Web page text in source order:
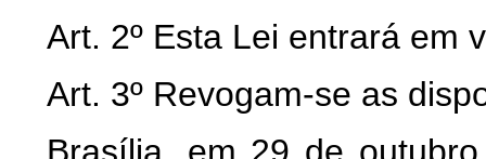
Art. 2º Esta Lei entrará em
Art. 3º Revogam-se as